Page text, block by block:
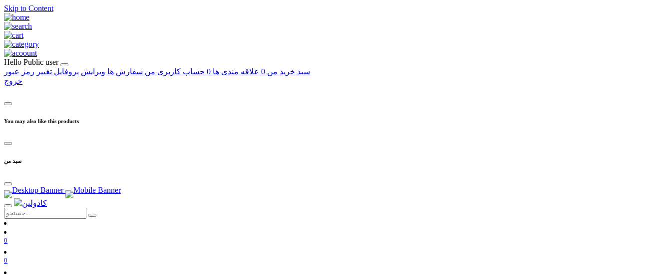
Skip to Content
Hello Public user
سبد خرید من 0 علاقه مندی ها 0 حساب کاربری من سفارش ها ویرایش پروفایل تغییر رمز عبور
خروج
You may also like this products
سبد من
0
0